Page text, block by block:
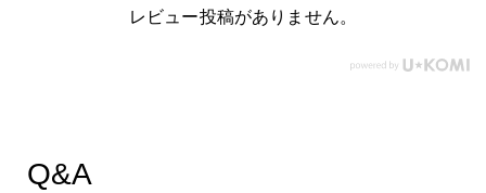
レビュー投稿がありません。
Q&A